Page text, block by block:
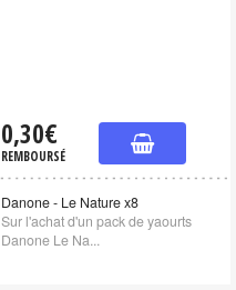
0,30€
REMBOURSÉ
Danone - Le Nature x8
Sur l'achat d'un pack de yaourts
Danone Le Na...